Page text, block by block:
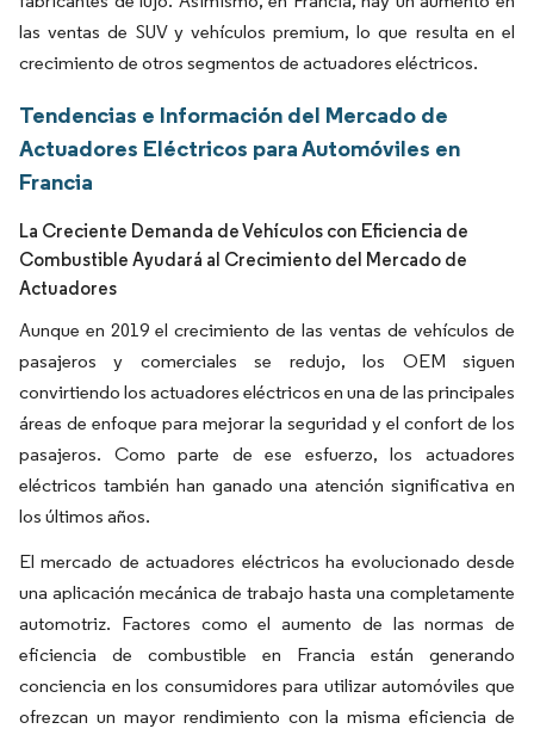
las ventas de SUV y vehículos premium, lo que resulta en el
crecimiento de otros segmentos de actuadores eléctricos.
Tendencias e Información del Mercado de
Actuadores Eléctricos para Automóviles en
Francia
La Creciente Demanda de Vehículos con Eficiencia de
Combustible Ayudará al Crecimiento del Mercado de
Actuadores
Aunque en 2019 el crecimiento de las ventas de vehículos de
pasajeros y comerciales se redujo, los OEM siguen
convirtiendo los actuadores eléctricos en una de las principales
áreas de enfoque para mejorar la seguridad y el confort de los
pasajeros. Como parte de ese esfuerzo, los actuadores
eléctricos también han ganado una atención significativa en
los últimos años.
El mercado de actuadores eléctricos ha evolucionado desde
una aplicación mecánica de trabajo hasta una completamente
automotriz. Factores como el aumento de las normas de
eficiencia de combustible en Francia están generando
conciencia en los consumidores para utilizar automóviles que
ofrezcan un mayor rendimiento con la misma eficiencia de